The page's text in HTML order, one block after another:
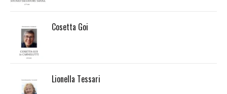
Cosetta Goi
Lionella Tessari